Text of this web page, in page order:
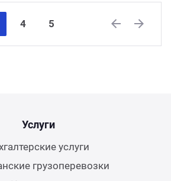
4
5
Услуги
услуги
грузоперевозки